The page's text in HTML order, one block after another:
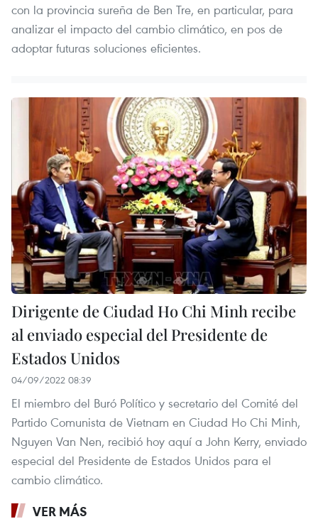
con la provincia sureña de Ben Tre, en particular, para
analizar el impacto del cambio climático, en pos de
adoptar futuras soluciones eficientes.
Dirigente de Ciudad Ho Chi Minh recibe
al enviado especial del Presidente de
Estados Unidos
04/09/2022 08:39
El miembro del Buró Político y secretario del Comité del
Partido Comunista de Vietnam en Ciudad Ho Chi Minh,
Nguyen Van Nen, recibió hoy aquí a John Kerry, enviado
especial del Presidente de Estados Unidos para el
cambio climático.
VER MÁS